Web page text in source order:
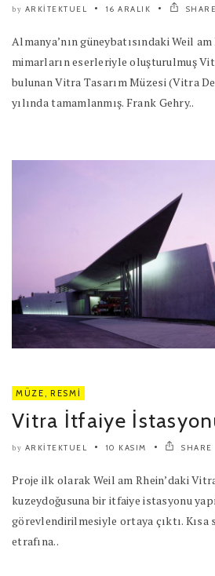
by ARKITEKTUEL 16 ARALIK SHARE
Almanya’nın güneybatısındaki Weil
mimarların eserleriyle oluşturulmuş
bulunan Vitra Tasarım Müzesi (Vitra
yılında tamamlanmış. Frank Gehry..
MÜZE , RESMI
Vitra İtfaiye
by ARKITEKTUEL 10 KASIM SHARE
Proje ilk olarak Weil am Rhein’daki
kuzeydoğusuna bir itfaiye istasyonu
görevlendirilmesiyle ortaya çıktı. Kısa
etrafına..